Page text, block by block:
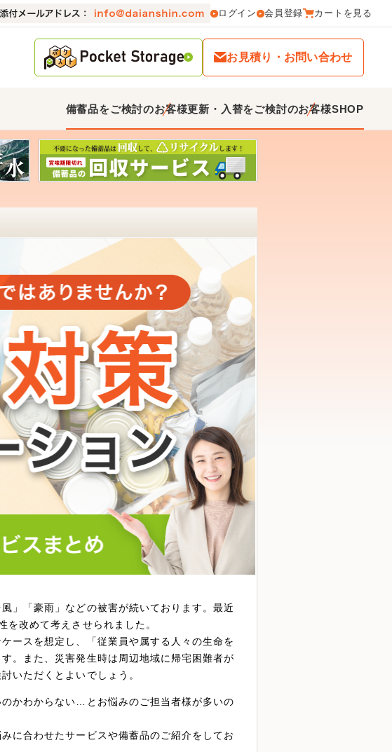
ログイン 会員登録 カートを見る
お見積り・お問い合わせ
備蓄品をご検討のお客様更新・入替をご検討のお客様SHOP
」「豪雨」などの被害が続いております。最近
改めて考えさせられました。
ースを想定し、「従業員や属する人々の生命を
。また、災害発生時は周辺地域に帰宅困難者が
いただくとよいでしょう。
かわからない…とお悩みのご担当者様が多いの
に合わせたサービスや備蓄品のご紹介をしてお